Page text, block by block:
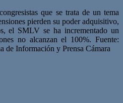
que se trata de un tema
pierden su poder adquisitivo,
el SMLV se ha incrementado un
no alcanzan el 100%. Fuente:
de Información y Prensa Cámara